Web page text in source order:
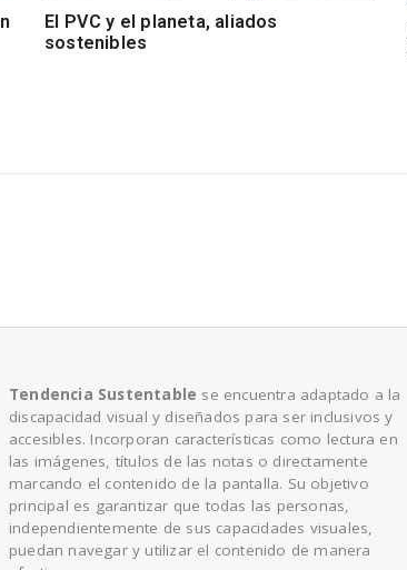
El PVC y el planeta, aliados
sostenibles
Tendencia Sustentable se encuentra adaptado a la
discapacidad visual y diseñados para ser inclusivos y
accesibles. Incorporan características como lectura en
las imágenes, títulos de las notas o directamente
marcando el contenido de la pantalla. Su objetivo
principal es garantizar que todas las personas,
independientemente de sus capacidades visuales,
puedan navegar y utilizar el contenido de manera